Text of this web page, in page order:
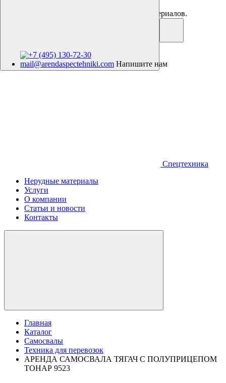
Аренда спецтехники. Продажа нерудных материалов.
+7 (495) 130-72-30
mail@arendaspectehniki.com Напишите нам
Спецтехника
Нерудные материалы
Услуги
О компании
Статьи и новости
Контакты
Главная
Каталог
Самосвалы
Техника для перевозок
АРЕНДА САМОСВАЛА ТЯГАЧ С ПОЛУПРИЦЕПОМ
ТОНАР 9523